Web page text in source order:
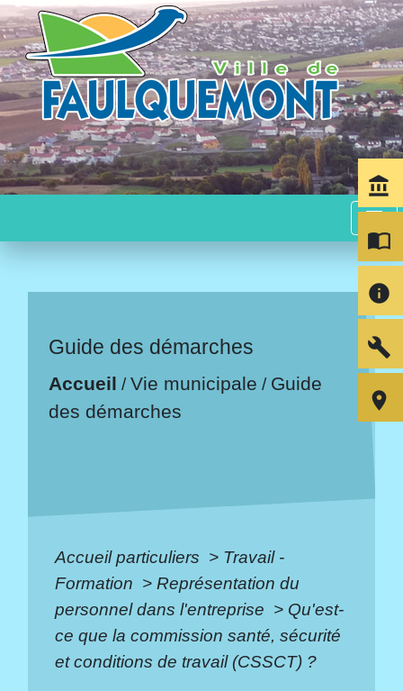
menu
Guide des démarches
Accueil /Vie municipale / Guide
des démarches
Accueil particuliers > Travail -
Formation > Représentation du
personnel dans l'entreprise > Qu'est-
ce que la commission santé, sécurité
et conditions de travail (CSSCT) ?
account_balance
import_contacts
info
build
room